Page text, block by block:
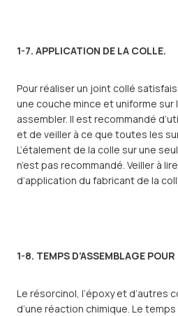
1-7. APPLICATION DE LA COLLE.
Pour réaliser un joint collé
une couche mince et uniforme sur
assembler. Il est recommandé
et de veiller à ce que toutes les
L’étalement de la colle sur une
n’est pas recommandé. Veiller à
d’application du fabricant de la
1-8. TEMPS D’ASSEMBLAGE
Le résorcinol, l’époxy et d’autres
d’une réaction chimique. Le